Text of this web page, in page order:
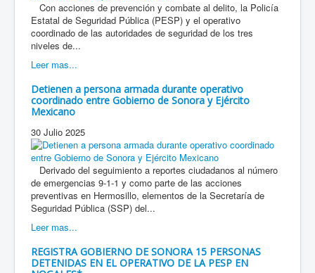
Con acciones de prevención y combate al delito, la Policía
Estatal de Seguridad Pública (PESP) y el operativo
coordinado de las autoridades de seguridad de los tres
niveles de...
Leer mas...
Detienen a persona armada durante operativo
coordinado entre Gobierno de Sonora y Ejército
Mexicano
30 Julio 2025
Derivado del seguimiento a reportes ciudadanos al número
de emergencias 9-1-1 y como parte de las acciones
preventivas en Hermosillo, elementos de la Secretaría de
Seguridad Pública (SSP) del...
Leer mas...
REGISTRA GOBIERNO DE SONORA 15 PERSONAS
DETENIDAS EN EL OPERATIVO DE LA PESP EN